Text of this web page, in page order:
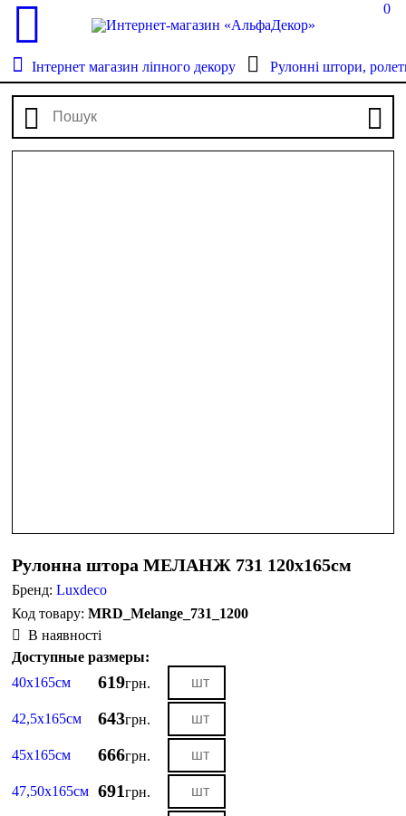
0
Інтернет магазин ліпного декору Рулонні штори,
Рулонна штора МЕЛАНЖ 731 120х165см
Бренд:Luxdeco
MRD_Melange_731_1200
В наявності
Доступные размеры:
40х165см
619грн.
42,5х165см 643грн.
45х165см 666грн.
47,50х165см 691грн.